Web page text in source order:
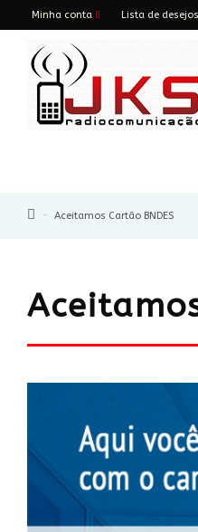
Minha conta Lista de
Aceitamos Cartão BNDES